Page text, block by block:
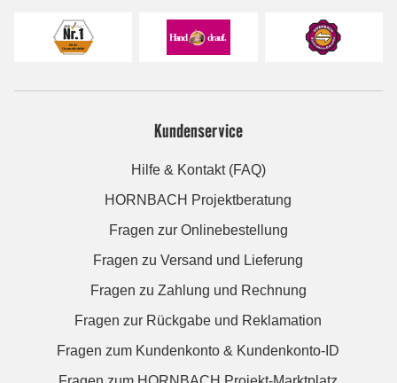
Kundenservice
Hilfe & Kontakt (FAQ)
HORNBACH Projektberatung
Fragen zur Onlinebestellung
Fragen zu Versand und Lieferung
Fragen zu Zahlung und Rechnung
Fragen zur Rückgabe und Reklamation
Fragen zum Kundenkonto & Kundenkonto-ID